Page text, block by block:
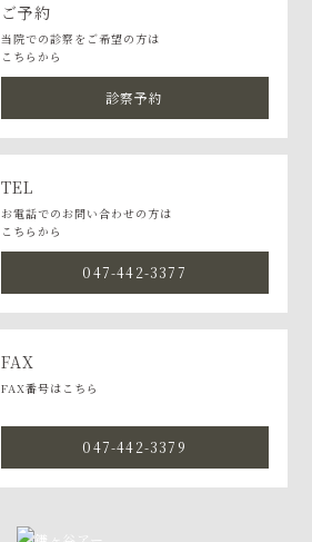
ご予約
当院での診察をご希望の方は
こちらから
診察予約
TEL
お電話でのお問い合わせの方は
こちらから
047-442-3377
FAX
FAX番号はこちら
047-442-3379